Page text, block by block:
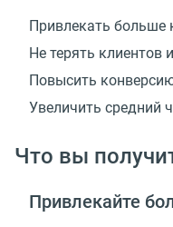
Привлекать больше
Не терять клиентов
Повысить
Увеличить средний
Что вы
Привлекайте